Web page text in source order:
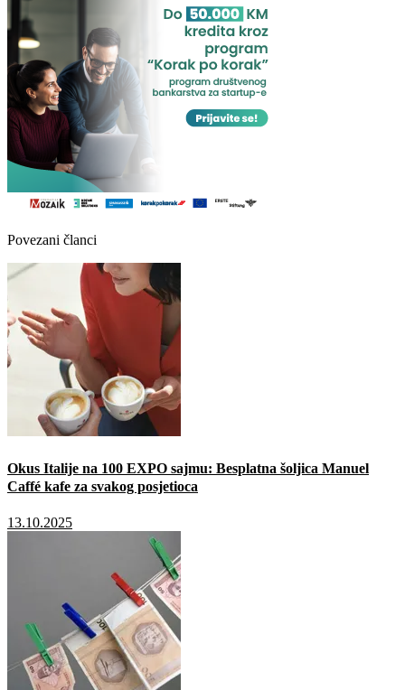
Povezani članci
Okus Italije na 100 EXPO sajmu: Besplatna šoljica Manuel
Caffé kafe za svakog posjetioca
13.10.2025